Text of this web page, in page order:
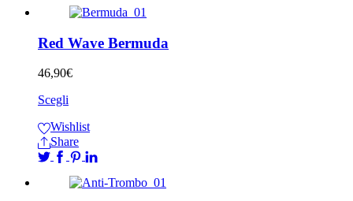
Red Wave Bermuda
46,90€
Scegli
Wishlist
Share